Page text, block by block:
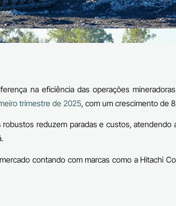
na eficiência das operações
trimestre de 2025, com um crescimento de
reduzem paradas e custos, atendendo
contando com marcas como a Hitachi